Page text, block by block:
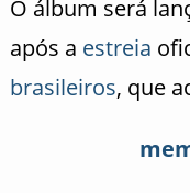
O álbum será
após a estreia
brasileiros, que